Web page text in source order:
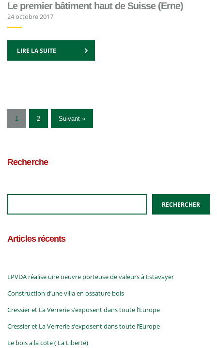
Le premier bâtiment haut de Suisse (Erne)
24 octobre 2017
LIRE LA SUITE
1 2 Suivant »
Recherche
RECHERCHER
Articles récents
LPVDA réalise une oeuvre porteuse de valeurs à Estavayer
Construction d’une villa en ossature bois
Cressier et La Verrerie s’exposent dans toute l’Europe
Cressier et La Verrerie s’exposent dans toute l’Europe
Le bois a la cote ( La Liberté)